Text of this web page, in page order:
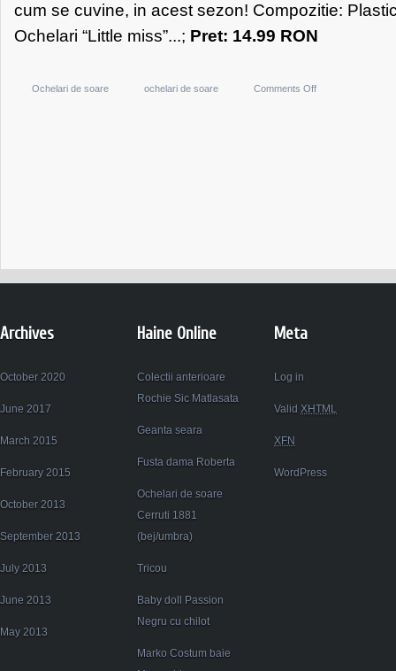
cum se cuvine, in acest sezon! Compozitie:
Ochelari “Little miss”...; Pret: 14.99 RON
Ochelari de soare ochelari de soare Comments Offon
Archives
October 2020
June 2017
March 2015
February 2015
October 2013
September 2013
July 2013
June 2013
May 2013
Haine Online
Colectii anterioare
Rochie Sic Matlasata
Geanta seara
Fusta dama Roberta
Ochelari de soare
Cerruti 1881
(bej/umbra)
Tricou
Baby doll Passion
Negru cu chilot
Marko Costum baie
Meta
Log in
Valid XHTML
XFN
WordPress